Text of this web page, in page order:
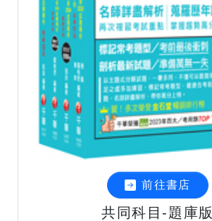
前往書店
共同科目-題庫版